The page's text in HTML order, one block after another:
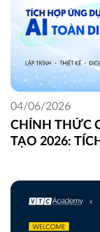
CHÍNH THỨC
TẠO 2026:
04/06/2026